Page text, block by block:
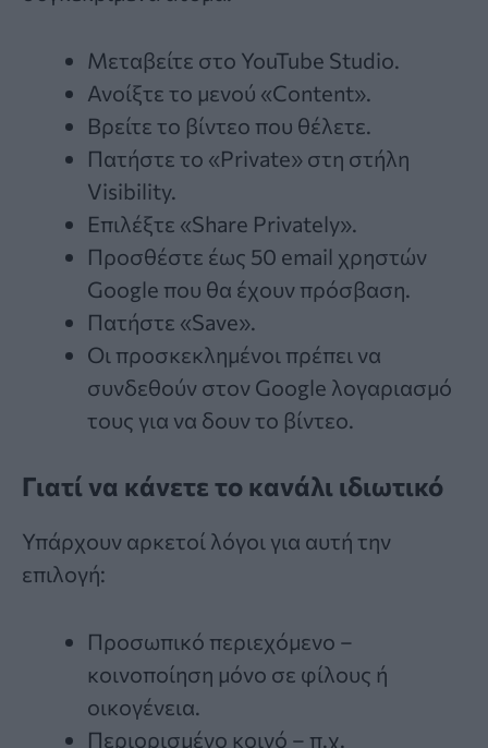
Μεταβείτε στο YouTube Studio.
Ανοίξτε το μενού «Content».
Βρείτε το βίντεο που θέλετε.
Πατήστε το «Private» στη στήλη
Visibility.
Επιλέξτε «Share Privately».
Προσθέστε έως 50 email χρηστών
Google που θα έχουν πρόσβαση.
Πατήστε «Save».
Οι προσκεκλημένοι πρέπει να
συνδεθούν στον Google λογαριασμό
τους για να δουν το βίντεο.
Γιατί να κάνετε το κανάλι ιδιωτικό
Υπάρχουν αρκετοί λόγοι για αυτή την
επιλογή:
Προσωπικό περιεχόμενο –
κοινοποίηση μόνο σε φίλους ή
οικογένεια.
Περιορισμένο κοινό – π.χ.